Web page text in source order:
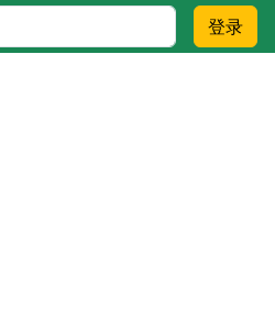
登录